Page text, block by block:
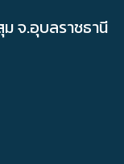
จ.อุบลราชธานี